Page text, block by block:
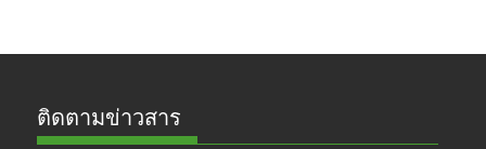
ติดตามข่าวสาร